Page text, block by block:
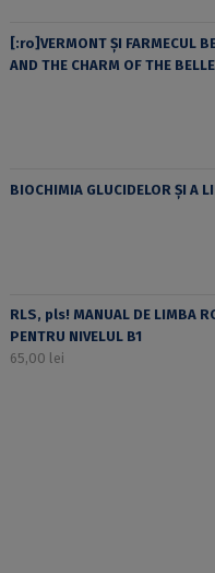
[:ro]VERMONT ȘI FARMECUL
AND THE CHARM OF THE
BIOCHIMIA GLUCIDELOR ȘI A
RLS, pls! MANUAL DE LIMBA
PENTRU NIVELUL B1
65,00 lei